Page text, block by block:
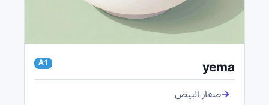
yema
A1
→صفار البيض